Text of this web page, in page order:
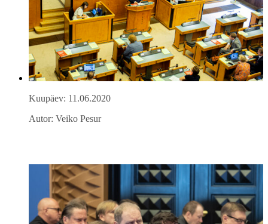
Kuupäev: 11.06.2020
Autor: Veiko Pesur